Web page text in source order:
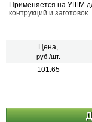
Применяется на УШМ
контрукций и заготовок
Цена,
руб./шт.
101.65